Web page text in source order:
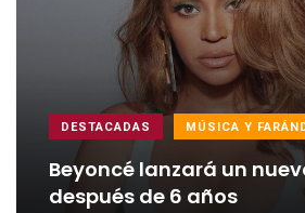
DESTACADAS MÚSICA Y
Beyoncé lanzará un
después de 6 años